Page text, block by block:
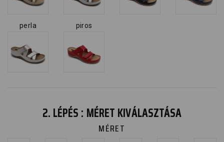
perla piros
2. LÉPÉS : MÉRET KIVÁLASZTÁSA
MÉRET